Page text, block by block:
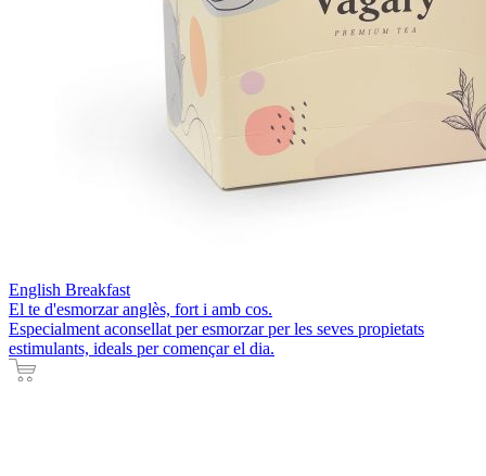
English Breakfast
El te d'esmorzar anglès, fort i amb cos.
Especialment aconsellat per esmorzar per les seves propietats
estimulants, ideals per començar el dia.